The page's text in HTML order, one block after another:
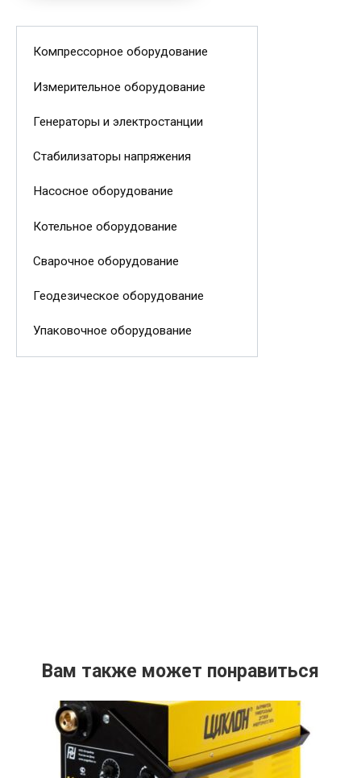
Компрессорное оборудование
Измерительное оборудование
Генераторы и электростанции
Стабилизаторы напряжения
Насосное оборудование
Котельное оборудование
Сварочное оборудование
Геодезическое оборудование
Упаковочное оборудование
Вам также может понравиться